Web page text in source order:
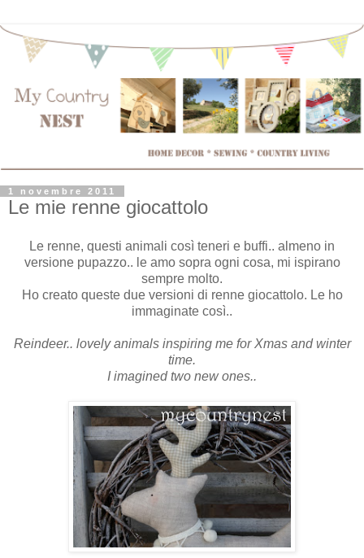
1 novembre 2011
Le mie renne giocattolo
Le renne, questi animali così teneri e buffi.. almeno in
versione pupazzo.. le amo sopra ogni cosa, mi ispirano
sempre molto.
Ho creato queste due versioni di renne giocattolo. Le ho
immaginate così..
Reindeer.. lovely animals inspiring me for Xmas and winter
time.
I imagined two new ones..